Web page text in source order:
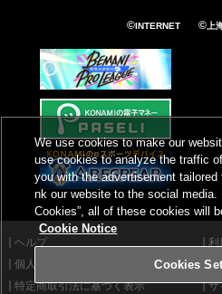
©INTERNET ©上
ヘルプ
利
個人情報等保護方針
外
特定商取引法に基づく表示
サ
We use cookies to make our
use cookies to analyze the traffic
you with the advertisement
nk our website to the social media.
Cookies”, all of these cookies will
Cookie Notice
Cookies